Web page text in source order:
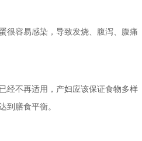
很容易感染，导致发烧、腹泻、腹痛
经不再适用，产妇应该保证食物多样
到膳食平衡。